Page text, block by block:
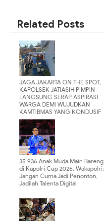
Related Posts
JAGA JAKARTA ON THE SPOT,
KAPOLSEK JATIASIH PIMPIN
LANGSUNG SERAP ASPIRASI
WARGA DEMI WUJUDKAN
KAMTIBMAS YANG KONDUSIF
35.936 Anak Muda Main Bareng
di Kapolri Cup 2026, Wakapolri:
Jangan Cuma Jadi Penonton,
Jadilah Talenta Digital